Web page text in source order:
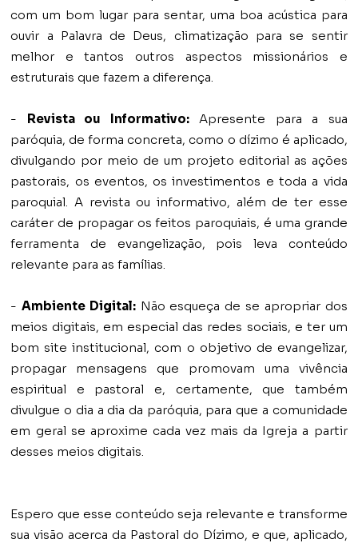
com um bom lugar para sentar, uma boa acústica para
ouvir a Palavra de Deus, climatização para se sentir
melhor e tantos outros aspectos missionários e
estruturais que fazem a diferença.
- Revista ou Informativo:Apresente para a sua
paróquia, de forma concreta, como o dízimo é aplicado,
divulgando por meio de um projeto editorial as ações
pastorais, os eventos, os investimentos e toda a vida
paroquial. A revista ou informativo, além de ter esse
caráter de propagar os feitos paroquiais, é uma grande
ferramenta de evangelização, pois leva conteúdo
relevante para as famílias.
- Ambiente Digital:Não esqueça de se apropriar dos
meios digitais, em especial das redes sociais, e ter um
bom site institucional, com o objetivo de evangelizar,
propagar mensagens que promovam uma vivência
espiritual e pastoral e, certamente, que também
divulgue o dia a dia da paróquia, para que a comunidade
em geral se aproxime cada vez mais da Igreja a partir
desses meios digitais.
Espero que esse conteúdo seja relevante e transforme
sua visão acerca da Pastoral do Dízimo, e que, aplicado,